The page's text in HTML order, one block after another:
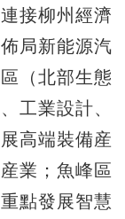
接柳州經濟
局新能源汽
（北部生態
工業設計、
高端裝備産
業；魚峰區
點發展智慧